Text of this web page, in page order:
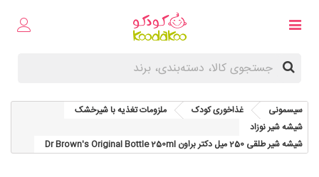
سیسمونی غذاخوری کودک
ملزومات تغذیه با شیرخشک
شیشه شیر نوزاد
شیشه شیر طلقی 250 میل دکتر براون Dr Brown's Original Bottle 250ml